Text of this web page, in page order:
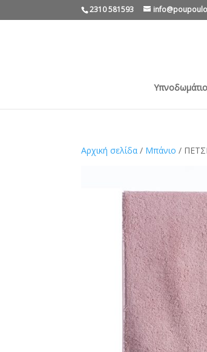
2310 581593
Υπνοδωμάτιο
Αρχική σελίδα / Μπάνιο /